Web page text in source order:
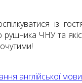
із
ЧНУ та
англійської мови